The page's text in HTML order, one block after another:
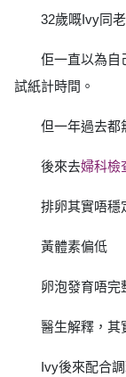
32歲嘅Ivy同
佢一直以為自
試紙計時間。
但一年過去都
後來去婦科檢
排卵其實唔穩
黃體素偏低
卵泡發育唔完
醫生解釋，其
Ivy後來配合